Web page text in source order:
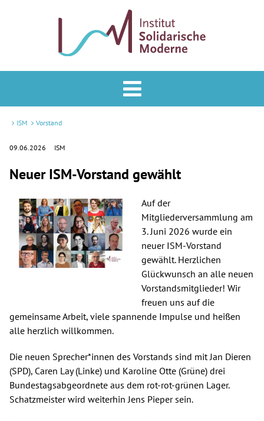
Podcast
Veranstaltungen
ISM
Mitglied werden
Newsletter
Kontakt
English
ISM Vorstand
09.06.2026 ISM
Neuer ISM-Vorstand gewählt
Auf der
Mitgliederversammlung am
3. Juni 2026 wurde ein
neuer ISM-Vorstand
gewählt. Herzlichen
Glückwunsch an alle neuen
Vorstandsmitglieder! Wir
freuen uns auf die
gemeinsame Arbeit, viele spannende Impulse und heißen
alle herzlich willkommen.
Die neuen Sprecher*innen des Vorstands sind mit Jan Dieren
(SPD), Caren Lay (Linke) und Karoline Otte (Grüne) drei
Bundestagsabgeordnete aus dem rot-rot-grünen Lager.
Schatzmeister wird weiterhin Jens Pieper sein.